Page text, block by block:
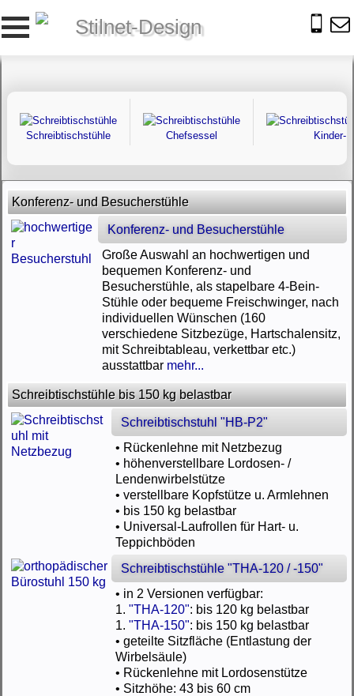
Stilnet-Design
Schreibtischstühle Chefsessel Kinder-
Konferenz- und Besucherstühle
Konferenz- und Besucherstühle
Große Auswahl an hochwertigen und
bequemen Konferenz- und
Besucherstühle, als stapelbare 4-Bein-
Stühle oder bequeme Freischwinger, nach
individuellen Wünschen (160
verschiedene Sitzbezüge, Hartschalensitz,
mit Schreibtableau, verkettbar etc.)
ausstattbar mehr...
Schreibtischstühle bis 150 kg belastbar
Schreibtischstuhl "HB-P2"
• Rückenlehne mit Netzbezug
• höhenverstellbare Lordosen- /
Lendenwirbelstütze
• verstellbare Kopfstütze u. Armlehnen
• bis 150 kg belastbar
• Universal-Laufrollen für Hart- u.
Teppichböden
Schreibtischstühle "THA-120 / -150"
• in 2 Versionen verfügbar:
1. "THA-120": bis 120 kg belastbar
1. "THA-150": bis 150 kg belastbar
• geteilte Sitzfläche (Entlastung der
Wirbelsäule)
• Rückenlehne mit Lordosenstütze
• Sitzhöhe: 43 bis 60 cm